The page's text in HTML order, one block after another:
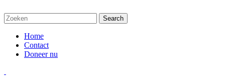
Home
Contact
Doneer nu